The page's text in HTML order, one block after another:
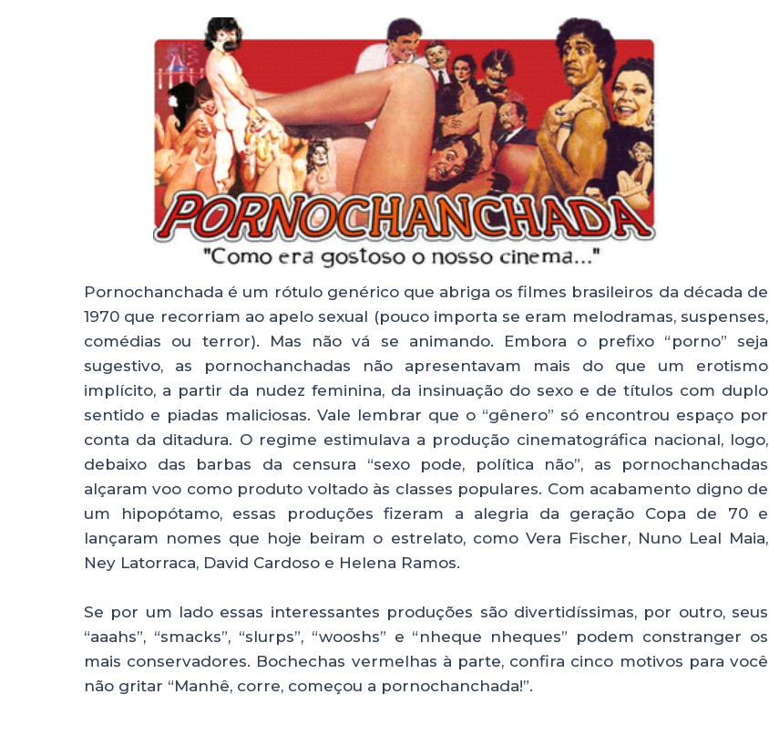
Pornochanchada é um rótulo genérico que abriga os filmes brasileiros da década de
1970 que recorriam ao apelo sexual (pouco importa se eram melodramas, suspenses,
comédias ou terror). Mas não vá se animando. Embora o prefixo “porno” seja
sugestivo, as pornochanchadas não apresentavam mais do que um erotismo
implícito, a partir da nudez feminina, da insinuação do sexo e de títulos com duplo
sentido e piadas maliciosas. Vale lembrar que o “gênero” só encontrou espaço por
conta da ditadura. O regime estimulava a produção cinematográfica nacional, logo,
debaixo das barbas da censura “sexo pode, política não”, as pornochanchadas
alçaram voo como produto voltado às classes populares. Com acabamento digno de
um hipopótamo, essas produções fizeram a alegria da geração Copa de 70 e
lançaram nomes que hoje beiram o estrelato, como Vera Fischer, Nuno Leal Maia,
Ney Latorraca, David Cardoso e Helena Ramos.
Se por um lado essas interessantes produções são divertidíssimas, por outro, seus
“aaahs”, “smacks”, “slurps”, “wooshs” e “nheque nheques” podem constranger os
mais conservadores. Bochechas vermelhas à parte, confira cinco motivos para você
não gritar “Manhê, corre, começou a pornochanchada!”.